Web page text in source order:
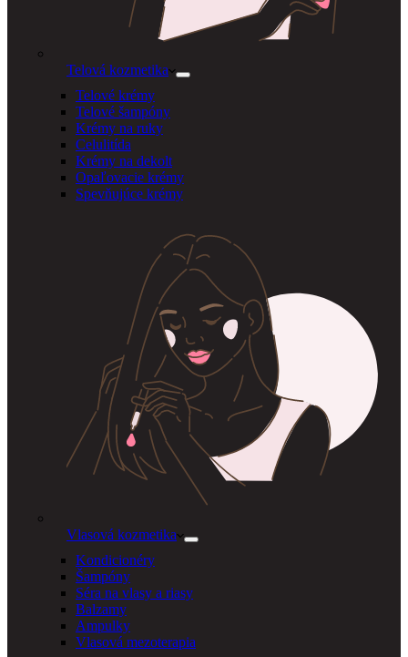
Telová kozmetika
Telové krémy
Telové šampóny
Krémy na ruky
Celulitída
Krémy na dekolt
Opaľovacie krémy
Spevňujúce krémy
Vlasová kozmetika
Kondicionéry
Šampóny
Séra na vlasy a riasy
Balzamy
Ampulky
Vlasová mezoterapia